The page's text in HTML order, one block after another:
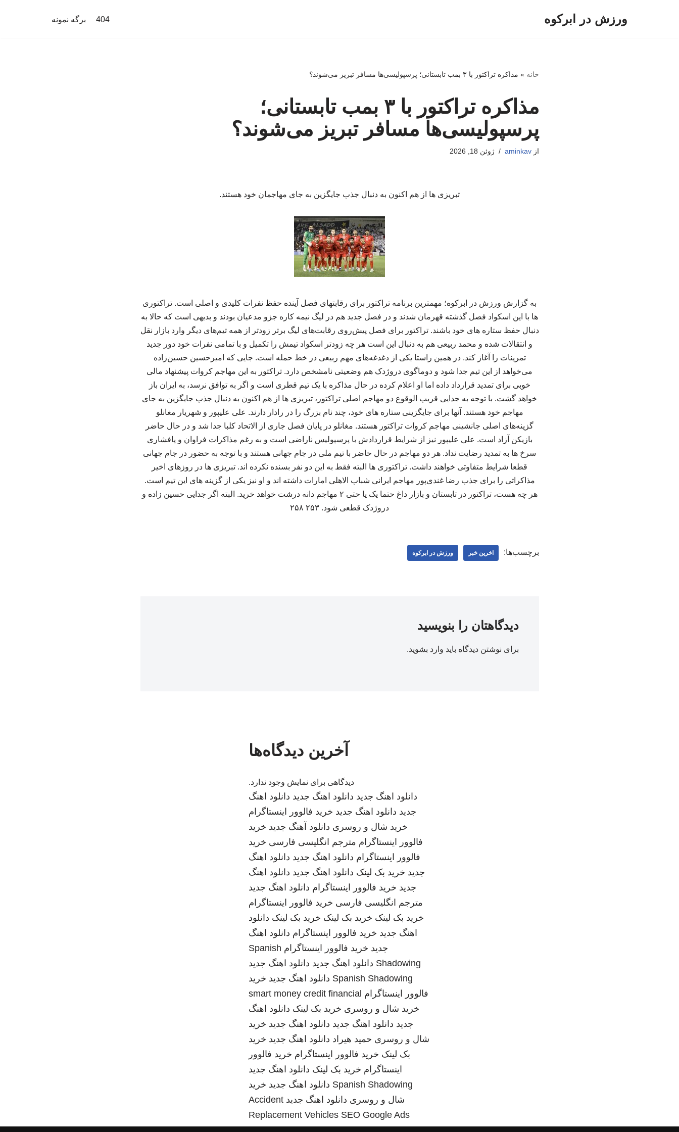
ورزش در ابرکوه 404 برگه نمونه
خانه » مذاکره تراکتور با ۳ بمب تابستانی؛ پرسپولیسی‌ها مسافر تبریز می‌شوند؟
مذاکره تراکتور با ۳ بمب تابستانی؛
پرسپولیسی‌ها مسافر تبریز می‌شوند؟
ازaminkav ژوئن 18, 2026
تبریزی ها از هم اکنون به دنبال جذب جایگزین به جای مهاجمان خود هستند.
به گزارش ورزش در ابرکوه؛ مهمترین برنامه تراکتور برای رقابتهای فصل آینده حفظ نفرات کلیدی و اصلی است. تراکتوری
ها با این اسکواد فصل گذشته قهرمان شدند و در فصل جدید هم در لیگ نیمه کاره جزو مدعیان بودند و بدیهی است که حالا به
دنبال حفظ ستاره های خود باشند. تراکتور برای فصل پیش‌روی رقابت‌های لیگ برتر زودتر از همه تیم‌های دیگر وارد بازار نقل
و انتقالات شده و محمد ربیعی هم به دنبال این است هر چه زودتر اسکواد تیمش را تکمیل و با تمامی نفرات خود دور جدید
تمرینات را آغاز کند. در همین راستا یکی از دغدغه‌های مهم ربیعی در خط حمله است. جایی که امیرحسین حسین‌زاده
می‌خواهد از این تیم جدا شود و دوماگوی دروژدک هم وضعیتی نامشخص دارد. تراکتور به این مهاجم کروات پیشنهاد مالی
خوبی برای تمدید قرارداد داده اما او اعلام کرده در حال مذاکره با یک تیم قطری است و اگر به توافق نرسد، به ایران باز
خواهد گشت. با توجه به جدایی قریب الوقوع دو مهاجم اصلی تراکتور، تبریزی ها از هم اکنون به دنبال جذب جایگزین به جای
مهاجم خود هستند. آنها برای جایگزینی ستاره های خود، چند نام بزرگ را در رادار دارند. علی علیپور و شهریار مغانلو
گزینه‌های اصلی جانشینی مهاجم کروات تراکتور هستند. مغانلو در پایان فصل جاری از الاتحاد کلبا جدا شد و در حال حاضر
بازیکن آزاد است. علی علیپور نیز از شرایط قراردادش با پرسپولیس ناراضی است و به رغم مذاکرات فراوان و پافشاری
سرخ ها به تمدید رضایت نداد. هر دو مهاجم در حال حاضر با تیم ملی در جام جهانی هستند و با توجه به حضور در جام جهانی
قطعا شرایط متفاوتی خواهند داشت. تراکتوری ها البته فقط به این دو نفر بسنده نکرده اند. تبریزی ها در روزهای اخیر
مذاکراتی را برای جذب رضا غندی‌پور مهاجم ایرانی شباب الاهلی امارات داشته اند و او نیز یکی از گزینه های این تیم است.
هر چه هست، تراکتور در تابستان و بازار داغ حتما یک یا حتی ۲ مهاجم دانه درشت خواهد خرید. البته اگر جدایی حسین زاده و
دروژدک قطعی شود. ۲۵۳ ۲۵۸
برچسب‌ها: اخرین خبر ورزش در ابرکوه
دیدگاهتان را بنویسید
برای نوشتن دیدگاه باید وارد بشوید.
آخرین دیدگاه‌ها
دیدگاهی برای نمایش وجود ندارد.
دانلود اهنگ جدید دانلود اهنگ جدید دانلود اهنگ
جدید دانلود اهنگ جدید خرید فالوور اینستاگرام
خرید شال و روسری دانلود آهنگ جدید خرید
فالوور اینستاگرام مترجم انگلیسی فارسی خرید
فالوور اینستاگرام دانلود اهنگ جدید دانلود اهنگ
جدید خرید بک لینک دانلود اهنگ جدید دانلود اهنگ
جدید خرید فالوور اینستاگرام دانلود اهنگ جدید
مترجم انگلیسی فارسی خرید فالوور اینستاگرام
خرید بک لینک خرید بک لینک خرید بک لینک دانلود
اهنگ جدید خرید فالوور اینستاگرام دانلود اهنگ
جدید خرید فالوور اینستاگرام Spanish
Shadowing دانلود اهنگ جدید دانلود اهنگ جدید
Spanish Shadowing دانلود اهنگ جدید خرید
فالوور اینستاگرام smart money credit financial
خرید شال و روسری خرید بک لینک دانلود اهنگ
جدید دانلود اهنگ جدید دانلود اهنگ جدید خرید
شال و روسری حمید هیراد دانلود اهنگ جدید خرید
بک لینک خرید فالوور اینستاگرام خرید فالوور
اینستاگرام خرید بک لینک دانلود اهنگ جدید
Spanish Shadowing دانلود اهنگ جدید خرید
شال و روسری دانلود اهنگ جدید Accident
Replacement Vehicles SEO Google Ads